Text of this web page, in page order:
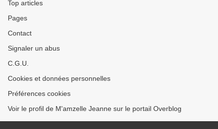
Top articles
Pages
Contact
Signaler un abus
C.G.U.
Cookies et données personnelles
Préférences cookies
Voir le profil de M'amzelle Jeanne sur le portail Overblog